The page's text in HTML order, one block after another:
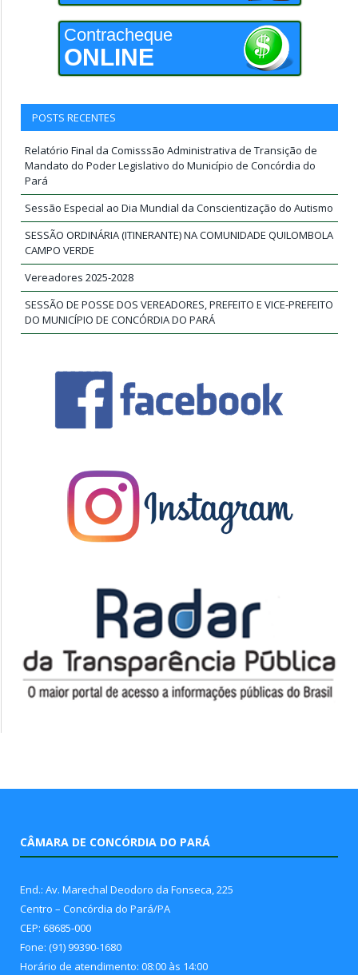
Contracheque
ONLINE
POSTS RECENTES
Relatório Final da Comisssão Administrativa de Transição de
Mandato do Poder Legislativo do Município de Concórdia do
Pará
Sessão Especial ao Dia Mundial da Conscientização do Autismo
SESSÃO ORDINÁRIA (ITINERANTE) NA COMUNIDADE QUILOMBOLA
CAMPO VERDE
Vereadores 2025-2028
SESSÃO DE POSSE DOS VEREADORES, PREFEITO E VICE-PREFEITO
DO MUNICÍPIO DE CONCÓRDIA DO PARÁ
CÂMARA DE CONCÓRDIA DO PARÁ
End.: Av. Marechal Deodoro da Fonseca, 225
Centro – Concórdia do Pará/PA
CEP: 68685-000
Fone: (91) 99390-1680
Horário de atendimento: 08:00 às 14:00